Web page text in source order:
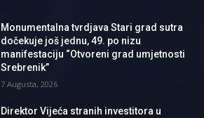
Monumentalna tvrdjava Stari grad sutra
dočekuje još jednu, 49. po nizu
manifestaciju “Otvoreni grad umjetnosti
Srebrenik”
7 Augusta, 2026
Direktor Vijeća stranih investitora u